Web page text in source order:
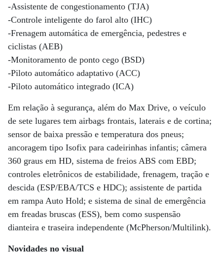
-Assistente de congestionamento (TJA)
-Controle inteligente do farol alto (IHC)
-Frenagem automática de emergência, pedestres e
ciclistas (AEB)
-Monitoramento de ponto cego (BSD)
-Piloto automático adaptativo (ACC)
-Piloto automático integrado (ICA)
Em relação à segurança, além do Max Drive, o veículo
de sete lugares tem airbags frontais, laterais e de cortina;
sensor de baixa pressão e temperatura dos pneus;
ancoragem tipo Isofix para cadeirinhas infantis; câmera
360 graus em HD, sistema de freios ABS com EBD;
controles eletrônicos de estabilidade, frenagem, tração e
descida (ESP/EBA/TCS e HDC); assistente de partida
em rampa Auto Hold; e sistema de sinal de emergência
em freadas bruscas (ESS), bem como suspensão
dianteira e traseira independente (McPherson/Multilink).
Novidades no visual